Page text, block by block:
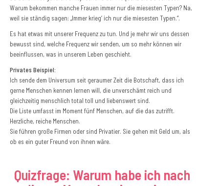
Warum bekommen manche Frauen immer nur die miesesten Typen? Na,
weil sie ständig sagen: „Immer krieg‘ ich nur die miesesten Typen.“.
Es hat etwas mit unserer Frequenz zu tun. Und je mehr wir uns dessen
bewusst sind, welche Frequenz wir senden, um so mehr können wir
beeinflussen, was in unserem Leben geschieht.
Privates Beispiel:
Ich sende dem Universum seit geraumer Zeit die Botschaft, dass ich
gerne Menschen kennen lernen will, die unverschämt reich und
gleichzeitig menschlich total toll und liebenswert sind.
Die Liste umfasst im Moment fünf Menschen, auf die das zutrifft.
Herzliche, reiche Menschen.
Sie führen große Firmen oder sind Privatier. Sie gehen mit Geld um, als
ob es ein guter Freund von ihnen wäre.
Quizfrage: Warum habe ich nach